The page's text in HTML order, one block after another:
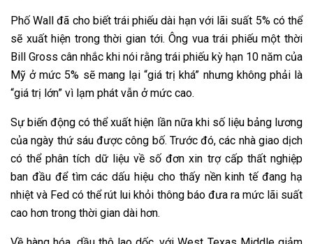
Phố Wall đã cho biết trái phiếu dài hạn với lãi suất 5% có thể
sẽ xuất hiện trong thời gian tới. Ông vua trái phiếu một thời
Bill Gross cân nhắc khi nói rằng trái phiếu kỳ hạn 10 năm của
Mỹ ở mức 5% sẽ mang lại “giá trị khá” nhưng không phải là
“giá trị lớn” vì lạm phát vẫn ở mức cao.
Sự biến động có thể xuất hiện lần nữa khi số liệu bảng lương
của ngày thứ sáu được công bố. Trước đó, các nhà giao dịch
có thể phân tích dữ liệu về số đơn xin trợ cấp thất nghiệp
ban đầu để tìm các dấu hiệu cho thấy nền kinh tế đang hạ
nhiệt và Fed có thể rút lui khỏi thông báo đưa ra mức lãi suất
cao hơn trong thời gian dài hơn.